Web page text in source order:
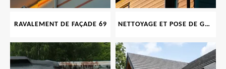
RAVALEMENT DE FAÇADE 69 NETTOYAGE ET POSE DE GOUTTIÈRE 69